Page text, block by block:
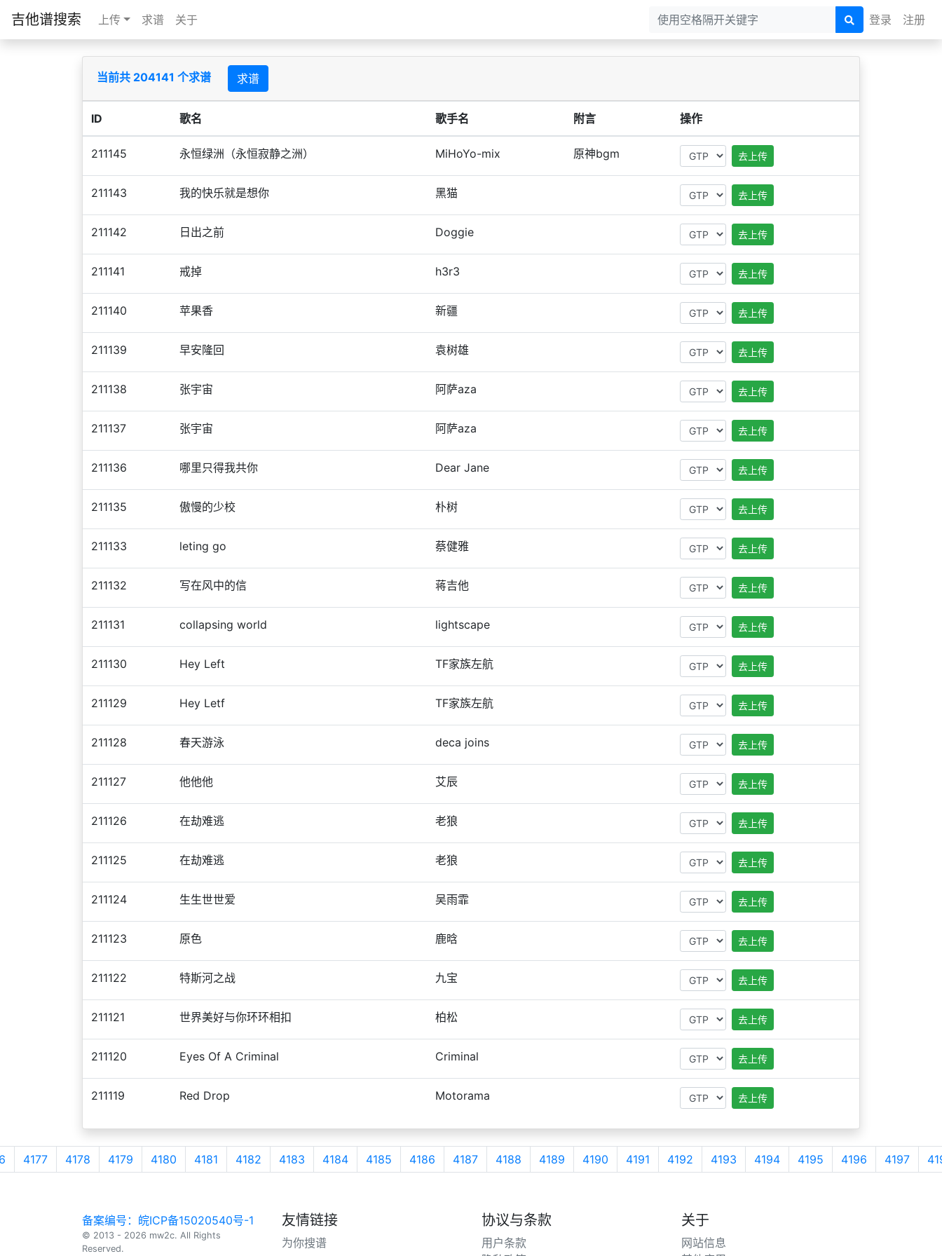
吉他谱搜索 上传 求谱 关于 登录 注册
当前共 204141 个求谱 求谱
ID 歌名 歌手名 附言 操作
211145 永恒绿洲（永恒寂静之洲） MiHoYo-mix 原神bgm 去上传
211143 我的快乐就是想你 黑猫 去上传
211142 日出之前 Doggie 去上传
211141 戒掉 h3r3 去上传
211140 苹果香 新疆 去上传
211139 早安隆回 袁树雄 去上传
211138 张宇宙 阿萨aza 去上传
211137 张宇宙 阿萨aza 去上传
211136 哪里只得我共你 Dear Jane 去上传
211135 傲慢的少校 朴树 去上传
211133 leting go 蔡健雅 去上传
211132 写在风中的信 蒋吉他 去上传
211131 collapsing world lightscape 去上传
211130 Hey Left TF家族左航 去上传
211129 Hey Letf TF家族左航 去上传
211128 春天游泳 deca joins 去上传
211127 他他他 艾辰 去上传
211126 在劫难逃 老狼 去上传
211125 在劫难逃 老狼 去上传
211124 生生世世爱 吴雨霏 去上传
211123 原色 鹿晗 去上传
211122 特斯河之战 九宝 去上传
211121 世界美好与你环环相扣 柏松 去上传
211120 Eyes Of A Criminal Criminal 去上传
211119 Red Drop Motorama 去上传
4177 4178 4179 4180 4181 4182 4183 4184 4185 4186 4187 4188 4189 4190 4191 4192 4193 4194 4195 4196 4197
备案编号：皖ICP备15020540号-1
© 2013 - 2026 mw2c. All Rights
Reserved.
友情链接
为你搜谱
协议与条款
用户条款
关于
网站信息